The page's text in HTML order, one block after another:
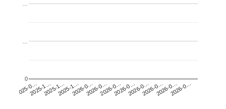
2025-0…2025-1…2025-1…2025-1…2026-0…2026-0…2026-0…2026-0…2026-0…2026-0…2026-0…2026-0…
0
…